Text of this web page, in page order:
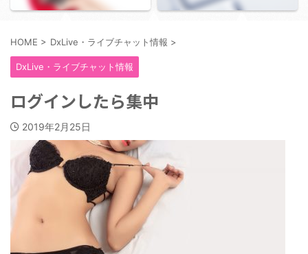
HOME > DxLive・ライブチャット情報 >
DxLive・ライブチャット情報
ログインしたら集中
2019年2月25日